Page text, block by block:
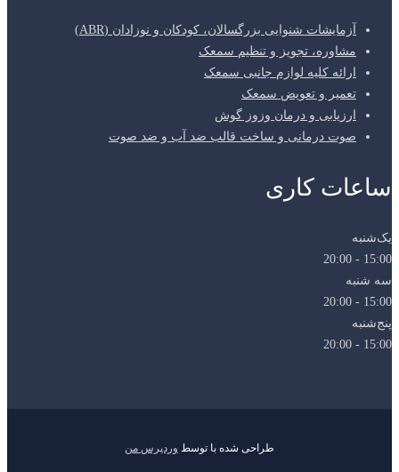
آزمایشات شنوایی بزرگسالان، کودکان و نوزادان (ABR)
مشاوره، تجویز و تنظیم سمعک
ارائه کلیه لوازم جانبی سمعک
تعمیر و تعویض سمعک
ارزیابی و درمان وزوز گوش
صوت درمانی و ساخت قالب ضد آب و ضد صوت
ساعات کاری
یک‌شنبه
15:00 - 20:00
سه شنبه
15:00 - 20:00
پنج‌شنبه
15:00 - 20:00
طراحی شده با توسط وردپرس من